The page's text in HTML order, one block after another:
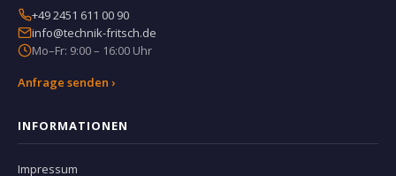
+49 2451 611 00 90
info@technik-fritsch.de
Mo–Fr: 9:00 – 16:00 Uhr
Anfrage senden ›
INFORMATIONEN
Impressum